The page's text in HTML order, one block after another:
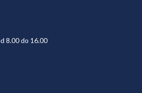
8.00 do 16.00